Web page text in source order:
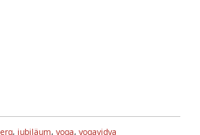
, jubiläum, yoga, yogavidya